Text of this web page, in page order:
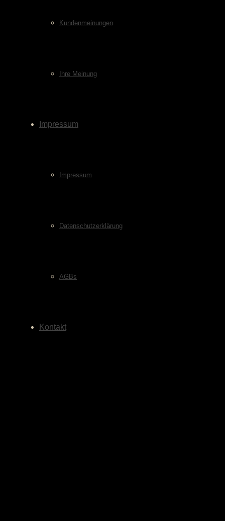
Kundenmeinungen
Ihre Meinung
Impressum
Impressum
Datenschutzerklärung
AGBs
Kontakt